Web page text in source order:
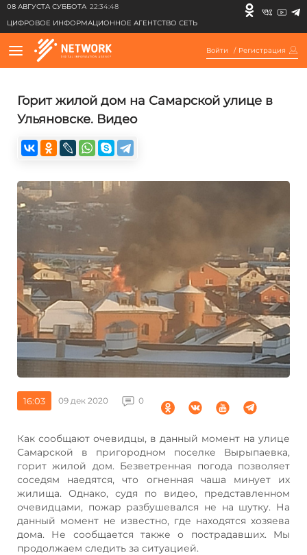
08 АВГУСТА СУББОТА 22:34:48
ЦИФРОВОЕ ИНФОРМАЦИОННОЕ АГЕНТСТВО СЕТЬ
Войти / Регистрация
Горит жилой дом на Самарской улице в
Ульяновске. Видео
16:03 09 дек 2020 0
Как сообщают очевидцы, в данный момент на улице
Самарской в пригородном поселке Вырыпаевка,
горит жилой дом. Безветренная погода позволяет
соседям наедятся, что огненная чаша минует их
жилища. Однако, судя по видео, представленном
очевидцами, пожар разбушевался не на шутку. На
данный момент не известно, где находятся хозяева
дома. Не сообщается также о пострадавших. Мы
продолжаем следить за ситуацией.